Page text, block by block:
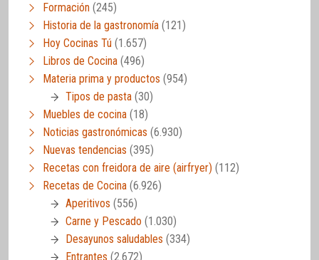
Formación (245)
Historia de la gastronomía (121)
Hoy Cocinas Tú (1.657)
Libros de Cocina (496)
Materia prima y productos (954)
Tipos de pasta (30)
Muebles de cocina (18)
Noticias gastronómicas (6.930)
Nuevas tendencias (395)
Recetas con freidora de aire (airfryer) (112)
Recetas de Cocina (6.926)
Aperitivos (556)
Carne y Pescado (1.030)
Desayunos saludables (334)
Entrantes (2.672)